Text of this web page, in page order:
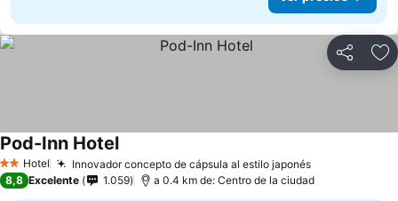
Compartir
2 Estrellas
Hotel Innovador concepto de cápsula al estilo japonés
Pod-Inn Hotel
8,8 Excelente 1.059 a 0.4 km de: Centro de la ciudad